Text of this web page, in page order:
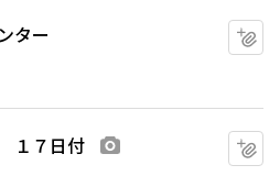
ター
１７日付